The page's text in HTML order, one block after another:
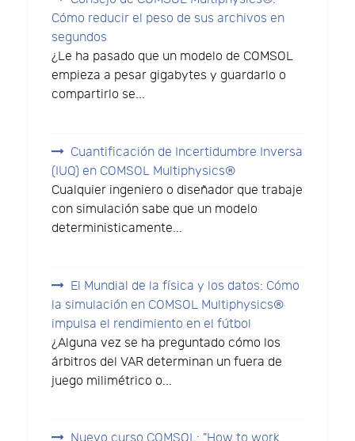
Cómo reducir el peso de sus archivos en
segundos
¿Le ha pasado que un modelo de COMSOL
empieza a pesar gigabytes y guardarlo o
compartirlo se...
Cuantificación de Incertidumbre Inversa
(IUQ) en COMSOL Multiphysics®
Cualquier ingeniero o diseñador que trabaje
con simulación sabe que un modelo
deterministicamente...
El Mundial de la física y los datos: Cómo
la simulación en COMSOL Multiphysics®
impulsa el rendimiento en el fútbol
¿Alguna vez se ha preguntado cómo los
árbitros del VAR determinan un fuera de
juego milimétrico o...